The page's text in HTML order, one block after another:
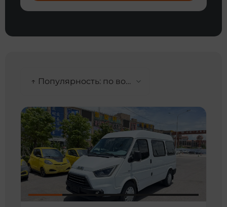
↑ Популярность: по возрастанию